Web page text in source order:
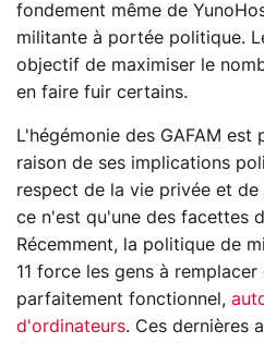
fondement même de
militante à portée politique.
objectif de maximiser le
en faire fuir certains.
L'hégémonie des GAFAM
raison de ses implications
respect de la vie privée et
ce n'est qu'une des facettes
Récemment, la politique de
11 force les gens à
parfaitement fonctionnel,
d'ordinateurs. Ces dernières